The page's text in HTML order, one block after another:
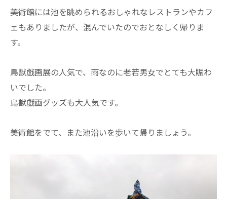
美術館には池を眺められるおしゃれなレストランやカフ
ェもありましたが、混んでいたのでおとなしく帰りま
す。
鳥獣戯画展の人気で、雨なのに老若男女でとても大賑わ
いでした。
鳥獣戯画グッズも大人気です。
美術館をでて、また池沿いを歩いて帰りましょう。